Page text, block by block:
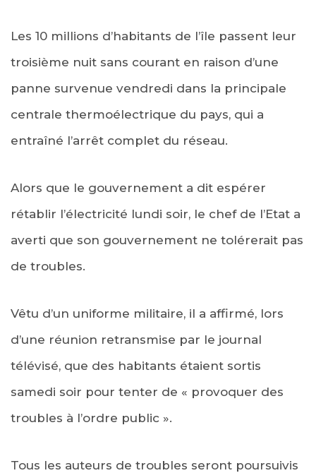
Les 10 millions d’habitants de l’île passent leur
troisième nuit sans courant en raison d’une
panne survenue vendredi dans la principale
centrale thermoélectrique du pays, qui a
entraîné l’arrêt complet du réseau.
Alors que le gouvernement a dit espérer
rétablir l’électricité lundi soir, le chef de l’Etat a
averti que son gouvernement ne tolérerait pas
de troubles.
Vêtu d’un uniforme militaire, il a affirmé, lors
d’une réunion retransmise par le journal
télévisé, que des habitants étaient sortis
samedi soir pour tenter de « provoquer des
troubles à l’ordre public ».
Tous les auteurs de troubles seront poursuivis